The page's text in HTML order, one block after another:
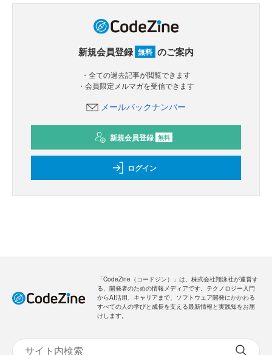
新規会員登録 無料 のご案内
・全ての過去記事が閲覧できます
・会員限定メルマガを受信できます
メールバックナンバー
新規会員登録 無料
ログイン
「CodeZine（コードジン）」は、株式会社翔泳社が運営す
る、開発者のための情報メディアです。テクノロジー入門
からAI活用、キャリアまで、ソフトウェア開発にかかわる
すべての人の学びと成長を支える最新情報と実践知をお届
けします。